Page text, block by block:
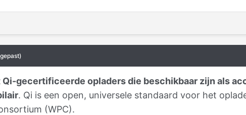
gecertificeerde opladers die beschikbaar zijn als
. Qi is een open, universele standaard voor het
(WPC).